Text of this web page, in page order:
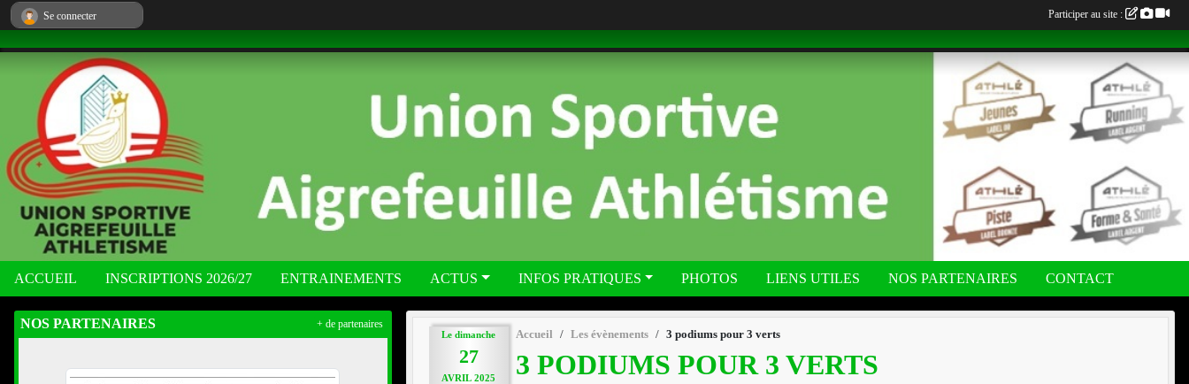
ACCUEIL INSCRIPTIONS 2026/27 ENTRAINEMENTS ACTUS INFOS PRATIQUES PHOTOS LIENS UTILES NOS PARTENAIRES CONTACT
Ledimanche
27
AVRIL 2025
Accueil Les évènements 3 podiums pour 3 verts
3 PODIUMS POUR 3 VERTS
NOS PARTENAIRES + de partenaires
Se connecter Participer au site :
Panneau de gestion des cookies